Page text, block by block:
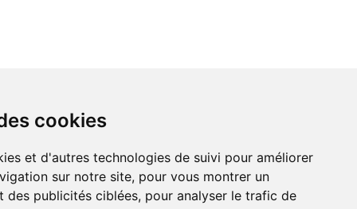
cookies
et d'autres technologies de suivi pour améliorer
sur notre site, pour vous montrer un
des publicités ciblées, pour analyser le trafic de